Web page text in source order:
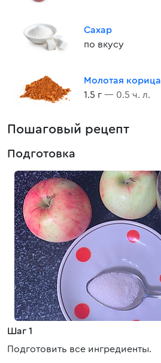
Сахар
по вкусу
Молотая корица
1.5 г — 0.5 ч. л.
Пошаговый рецепт
Подготовка
Шаг 1
Подготовить все ингредиенты.